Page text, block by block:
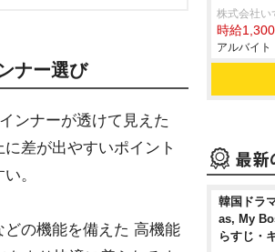
ナー選び
ンナーが透けて見えた
差が出やすいポイント
。
の機能を備えた 高機能
株式会社い
時給
アルバイト
韓国ドラ
as, My
らすじ・